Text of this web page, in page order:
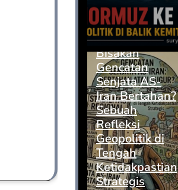
Bisakah
Gencatan
Senjata AS-
Iran Bertahan?
Sebuah
Refleksi
Geopolitik di
Tengah
Ketidakpastian
Strategis